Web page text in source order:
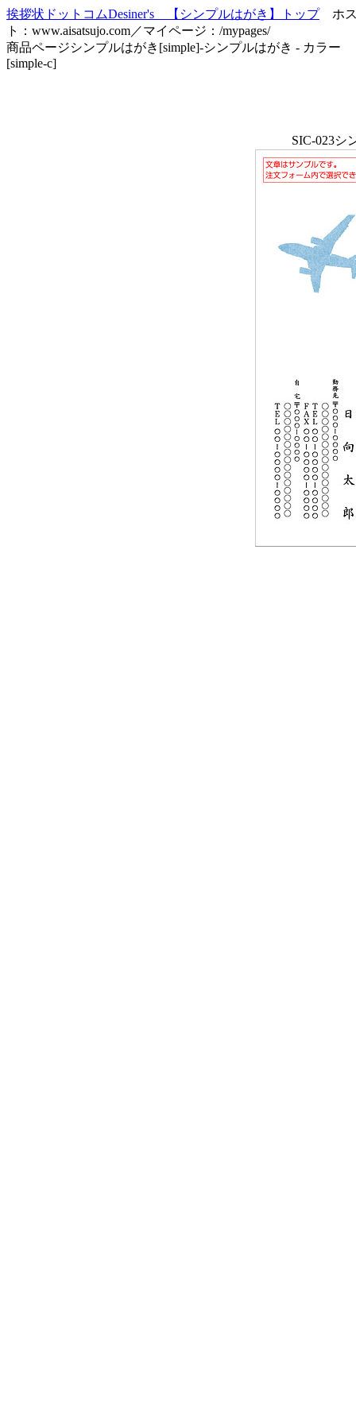
挨拶状ドットコムDesiner's 【シンプルはがき】トップホ
ト：www.aisatsujo.com／マイページ：/mypages/
商品ページシンプルはがき[simple]-シンプルはがき - カラー
[simple-c]
SIC-023